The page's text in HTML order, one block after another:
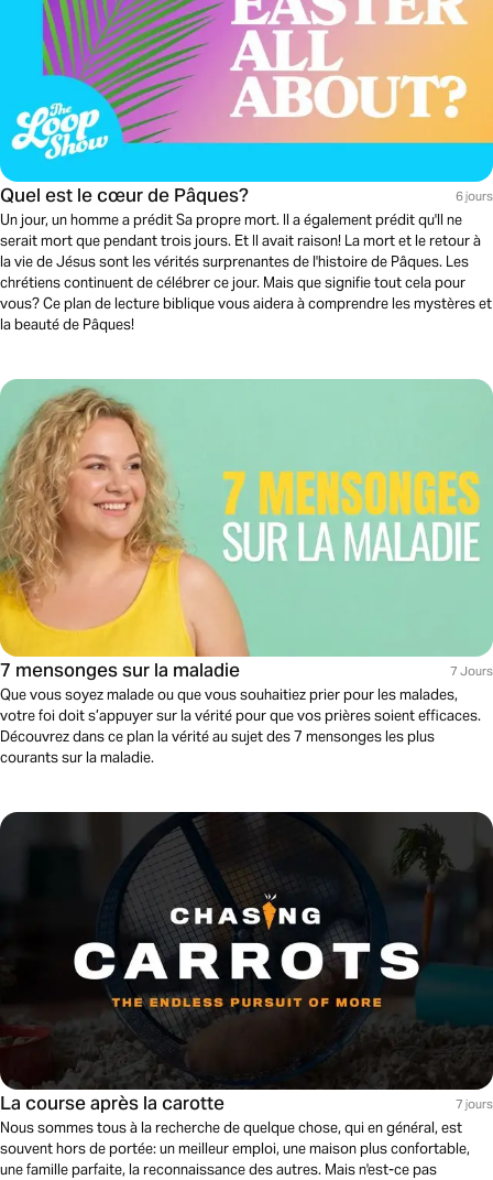
Quel est le cœur de Pâques? 6 jours
Un jour, un homme a prédit Sa propre mort. Il a également prédit qu'Il ne
serait mort que pendant trois jours. Et Il avait raison! La mort et le retour à
la vie de Jésus sont les vérités surprenantes de l'histoire de Pâques. Les
chrétiens continuent de célébrer ce jour. Mais que signifie tout cela pour
vous? Ce plan de lecture biblique vous aidera à comprendre les mystères et
la beauté de Pâques!
7 mensonges sur la maladie 7 Jours
Que vous soyez malade ou que vous souhaitiez prier pour les malades,
votre foi doit s’appuyer sur la vérité pour que vos prières soient efficaces.
Découvrez dans ce plan la vérité au sujet des 7 mensonges les plus
courants sur la maladie.
La course après la carotte 7 jours
Nous sommes tous à la recherche de quelque chose, qui en général, est
souvent hors de portée: un meilleur emploi, une maison plus confortable,
une famille parfaite, la reconnaissance des autres. Mais n'est-ce pas